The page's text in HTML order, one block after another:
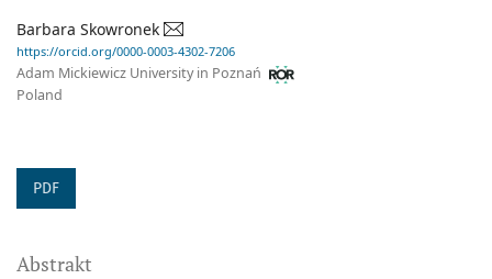
Barbara Skowronek
https://orcid.org/0000-0003-4302-7206
Adam Mickiewicz University in Poznań
Poland
PDF
Abstrakt